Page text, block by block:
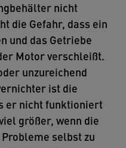
nicht
die Gefahr, dass ein
und das Getriebe
Motor verschleißt.
unzureichend
ist die
er nicht funktioniert
größer, wenn die
selbst zu